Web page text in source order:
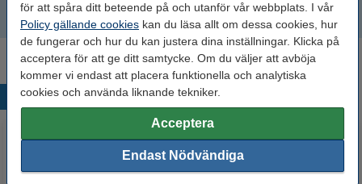
för att spåra ditt beteende på och utanför vår webbplats. I vår
Policy gällande cookies kan du läsa allt om dessa cookies, hur
de fungerar och hur du kan justera dina inställningar. Klicka på
acceptera för att ge ditt samtycke. Om du väljer att avböja
kommer vi endast att placera funktionella och analytiska
cookies och använda liknande tekniker.
Acceptera
Endast Nödvändiga
5204
Populära produkter